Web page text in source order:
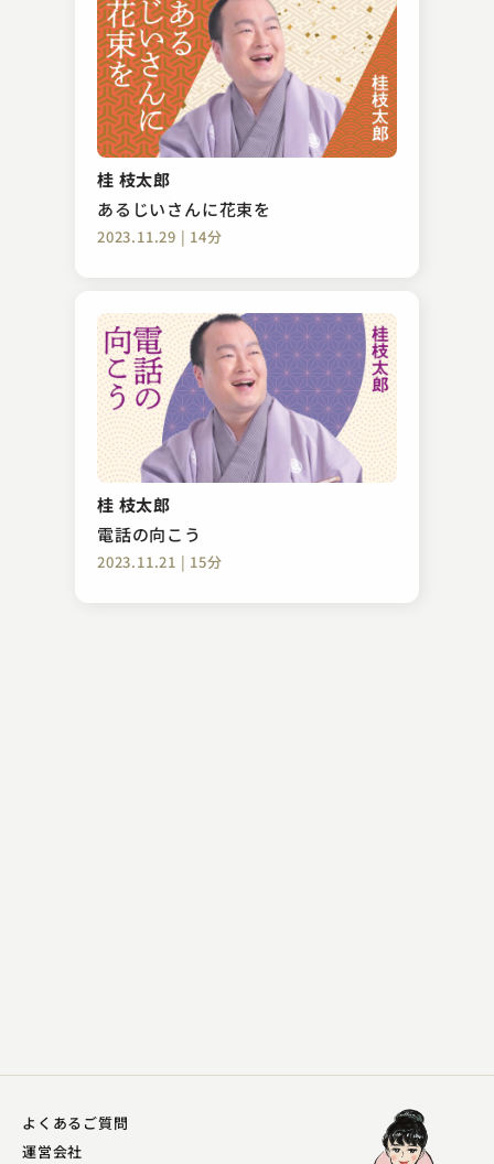
桂 枝太郎
あるじいさんに花束を
2023.11.29 | 14分
桂 枝太郎
電話の向こう
2023.11.21 | 15分
三遊亭 丈二
目薬
2023.08.26 | 11分
三遊亭 とん馬
雑俳
2025.05.04 | 14分
よくあるご質問
運営会社